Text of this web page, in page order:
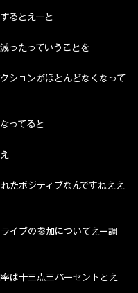
るとえーと
ったっていうことを
ションがほとんどなくなって
ってると
たポジティブなんですねええ
イブの参加についてえー調
は十三点三パーセントとえ